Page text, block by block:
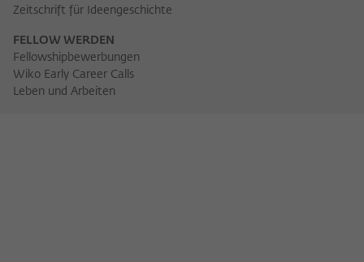
Zeitschrift für Ideengeschichte
FELLOW WERDEN
Fellowshipbewerbungen
Wiko Early Career Calls
Leben und Arbeiten